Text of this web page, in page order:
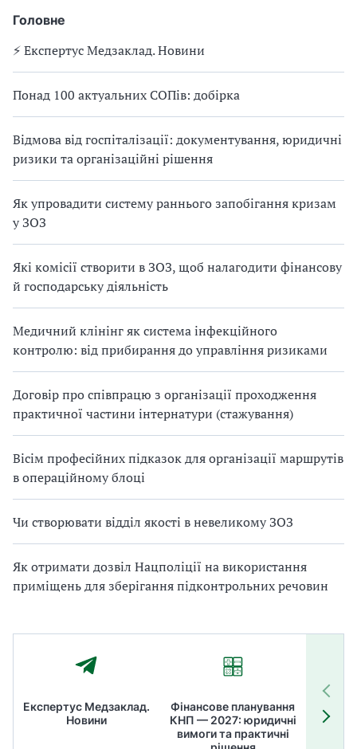
Головне
⚡️ Експертус Медзаклад. Новини
Понад 100 актуальних СОПів: добірка
Відмова від госпіталізації: документування, юридичні
ризики та організаційні рішення
Як упровадити систему раннього запобігання кризам
у ЗОЗ
Які комісії створити в ЗОЗ, щоб налагодити фінансову
й господарську діяльність
Медичний клінінг як система інфекційного
контролю: від прибирання до управління ризиками
Договір про співпрацю з організації проходження
практичної частини інтернатури (стажування)
Вісім професійних підказок для організації маршрутів
в операційному блоці
Чи створювати відділ якості в невеликому ЗОЗ
Як отримати дозвіл Нацполіції на використання
приміщень для зберігання підконтрольних речовин
Експертус Медзаклад.
Новини
Фінансове планування
КНП — 2027: юридичні
вимоги та практичні